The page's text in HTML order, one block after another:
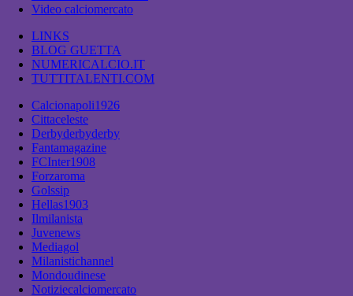
Video calciomercato
LINKS
BLOG GUETTA
NUMERICALCIO.IT
TUTTITALENTI.COM
Calcionapoli1926
Cittaceleste
Derbyderbyderby
Fantamagazine
FCInter1908
Forzaroma
Golssip
Hellas1903
Ilmilanista
Juvenews
Mediagol
Milanistichannel
Mondoudinese
Notiziecalciomercato